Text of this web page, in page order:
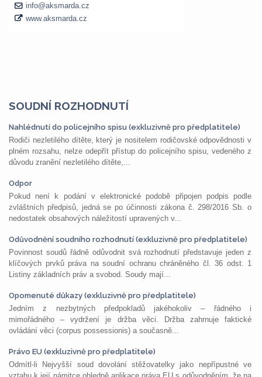
SOUDNÍ ROZHODNUTÍ
Nahlédnutí do policejního spisu (exkluzivně pro předplatitele)
Rodiči nezletilého dítěte, který je nositelem rodičovské odpovědnosti v
plném rozsahu, nelze odepřít přístup do policejního spisu, vedeného z
důvodu zranění nezletilého dítěte,...
Odpor
Pokud není k podání v elektronické podobě připojen podpis podle
zvláštních předpisů, jedná se po účinnosti zákona č. 298/2016 Sb. o
nedostatek obsahových náležitostí upravených v...
Odůvodnění soudního rozhodnutí (exkluzivně pro předplatitele)
Povinnost soudů řádně odůvodnit svá rozhodnutí představuje jeden z
klíčových prvků práva na soudní ochranu chráněného čl. 36 odst. 1
Listiny základních práv a svobod. Soudy mají...
Opomenuté důkazy (exkluzivně pro předplatitele)
Jedním z nezbytných předpokladů jakéhokoliv – řádného i
mimořádného – vydržení je držba věci. Držba zahrnuje faktické
ovládání věci (corpus possessionis) a současně...
Právo EU (exkluzivně pro předplatitele)
Odmítl-li Nejvyšší soud dovolání stěžovatelky jako nepřípustné ve